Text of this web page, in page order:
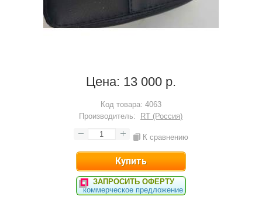
Цена: 13 000 р.
Код товара: 4063
Производитель:
RT (Россия)
К сравнению
ЗАПРОСИТЬ ОФЕРТУ
коммерческое предложение